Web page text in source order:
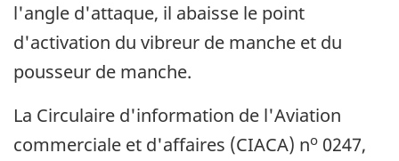
l'angle d'attaque, il abaisse le point
d'activation du vibreur de manche et du
pousseur de manche.
La Circulaire d'information de l'Aviation
commerciale et d'affaires (CIACA) no 0247,